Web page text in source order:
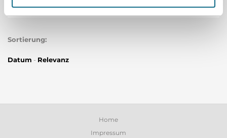
Sortierung:
Datum - Relevanz
Home
Impressum